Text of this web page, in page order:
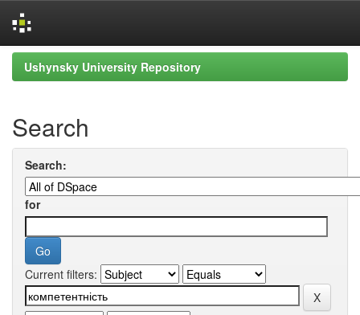
Skip
navigation
Ushynsky University Repository
Search
Search:
for
Current filters: